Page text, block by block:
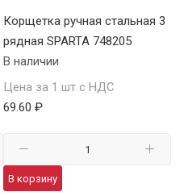
Корщетка ручная стальная 3
рядная SPARTA 748205
В наличии
Цена за 1 шт с НДС
69.60 ₽
В корзину